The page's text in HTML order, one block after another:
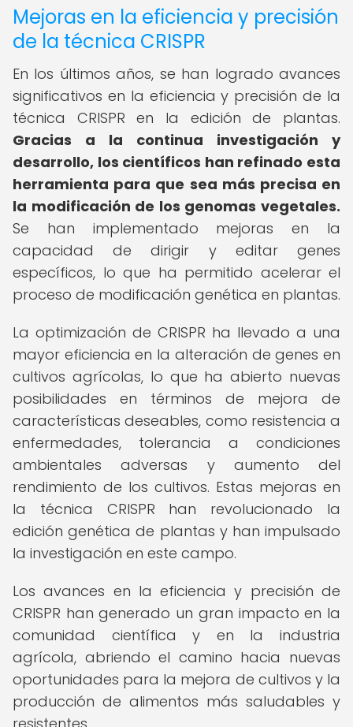
Mejoras en la eficiencia y precisión
de la técnica CRISPR
En los últimos años, se han logrado avances
significativos en la eficiencia y precisión de la
técnica CRISPR en la edición de plantas.
Gracias a la continua investigación y
desarrollo, los científicos han refinado esta
herramienta para que sea más precisa en
la modificación de los genomas vegetales.
Se han implementado mejoras en la
capacidad de dirigir y editar genes
específicos, lo que ha permitido acelerar el
proceso de modificación genética en plantas.
La optimización de CRISPR ha llevado a una
mayor eficiencia en la alteración de genes en
cultivos agrícolas, lo que ha abierto nuevas
posibilidades en términos de mejora de
características deseables, como resistencia a
enfermedades, tolerancia a condiciones
ambientales adversas y aumento del
rendimiento de los cultivos. Estas mejoras en
la técnica CRISPR han revolucionado la
edición genética de plantas y han impulsado
la investigación en este campo.
Los avances en la eficiencia y precisión de
CRISPR han generado un gran impacto en la
comunidad científica y en la industria
agrícola, abriendo el camino hacia nuevas
oportunidades para la mejora de cultivos y la
producción de alimentos más saludables y